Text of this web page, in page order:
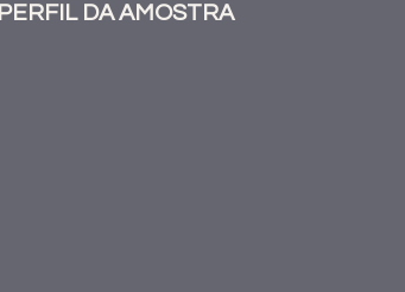
PERFIL DA AMOSTRA